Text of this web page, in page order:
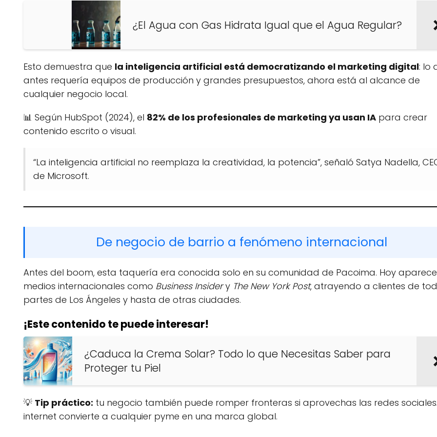
¿El Agua con Gas Hidrata Igual que el Agua Regular?
Esto demuestra que la inteligencia artificial está democratizando el marketing digital: lo
antes requería equipos de producción y grandes presupuestos, ahora está al alcance de
cualquier negocio local.
📊 Según HubSpot (2024), el 82% de los profesionales de marketing ya usan IA para crear
contenido escrito o visual.
“La inteligencia artificial no reemplaza la creatividad, la potencia”, señaló Satya Nadella,
de Microsoft.
De negocio de barrio a fenómeno internacional
Antes del boom, esta taquería era conocida solo en su comunidad de Pacoima. Hoy
medios internacionales como Business Insidery The New York Post, atrayendo a clientes de
partes de Los Ángeles y hasta de otras ciudades.
¡Este contenido te puede interesar!
¿Caduca la Crema Solar? Todo lo que Necesitas Saber para
Proteger tu Piel
💡 Tip práctico: tu negocio también puede romper fronteras si aprovechas las redes sociales.
internet convierte a cualquier pyme en una marca global.